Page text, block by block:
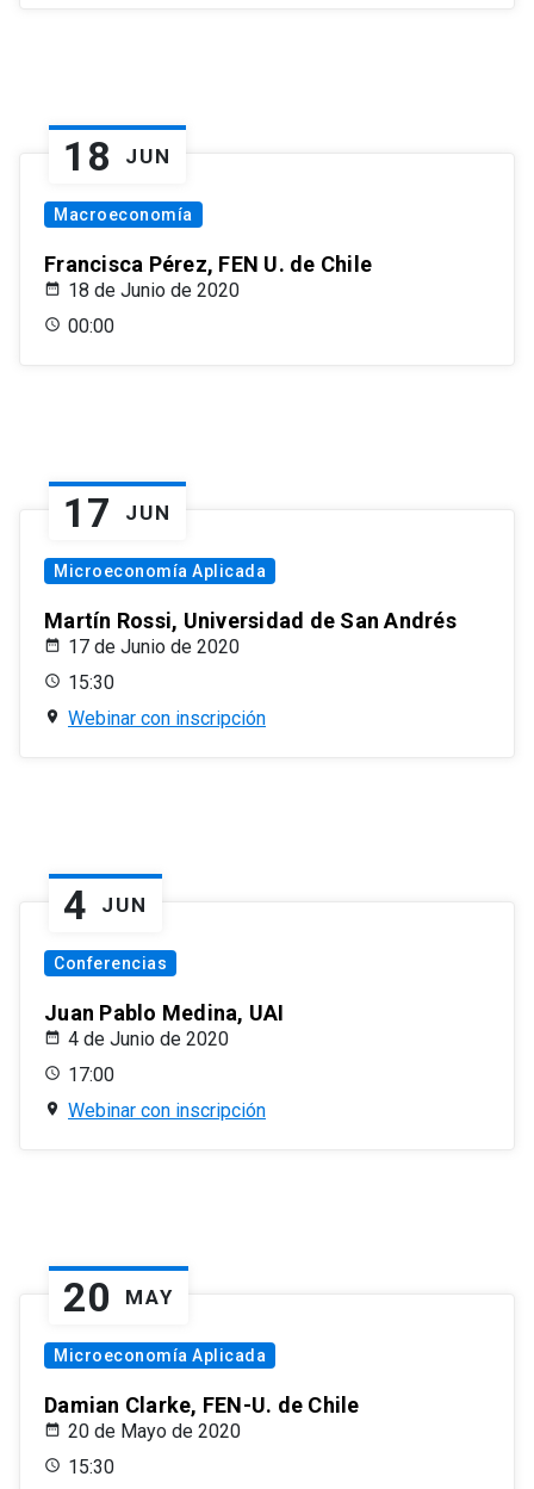
18 JUN
Macroeconomía
Francisca Pérez, FEN U. de Chile
18 de Junio de 2020
00:00
17 JUN
Microeconomía Aplicada
Martín Rossi, Universidad de San Andrés
17 de Junio de 2020
15:30
Webinar con inscripción
4 JUN
Conferencias
Juan Pablo Medina, UAI
4 de Junio de 2020
17:00
Webinar con inscripción
20 MAY
Microeconomía Aplicada
Damian Clarke, FEN-U. de Chile
20 de Mayo de 2020
15:30